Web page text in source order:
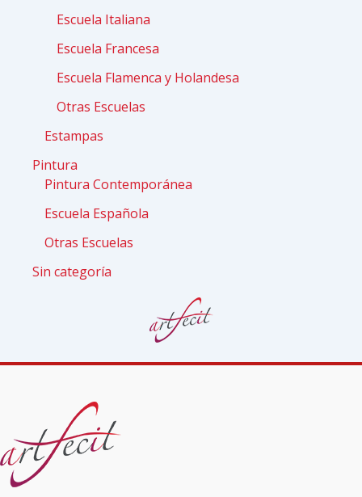
Escuela Italiana
Escuela Francesa
Escuela Flamenca y Holandesa
Otras Escuelas
Estampas
Pintura
Pintura Contemporánea
Escuela Española
Otras Escuelas
Sin categoría